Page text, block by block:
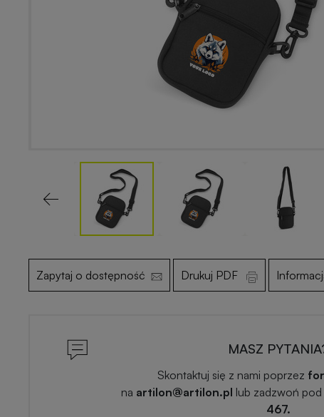
Zapytaj o dostępność Drukuj PDF
MASZ
Skontaktuj się z nami poprzez
na artilon@artilon.pl lub zadzwoń
467.